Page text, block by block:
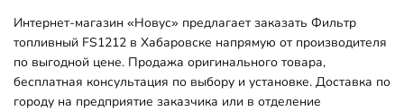
Интернет-магазин «Новус» предлагает заказать Фильтр
топливный FS1212 в Хабаровске напрямую от производителя
по выгодной цене. Продажа оригинального товара,
бесплатная консультация по выбору и установке. Доставка по
городу на предприятие заказчика или в отделение